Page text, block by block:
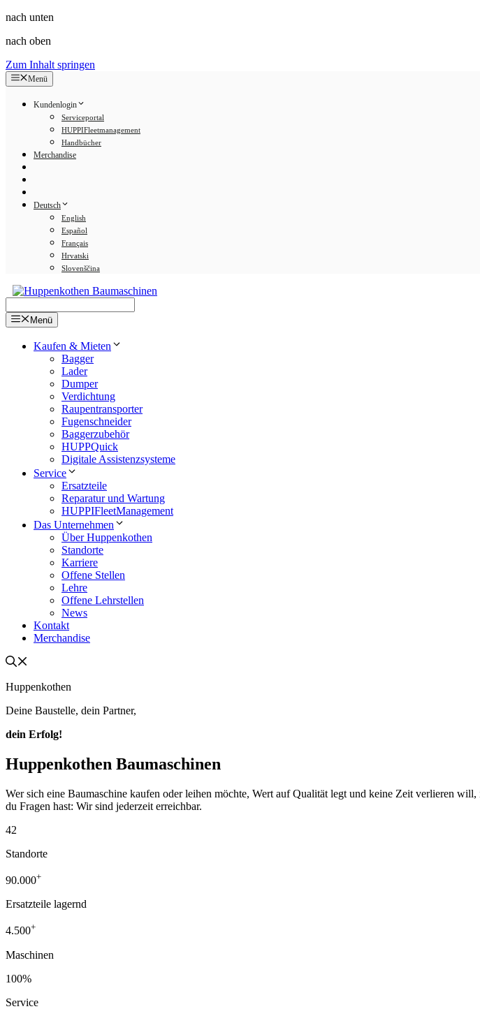
nach unten
nach oben
Zum Inhalt springen
Menü
Kundenlogin
Serviceportal
HUPPIFleetmanagement
Handbücher
Merchandise
Deutsch
English
Español
Français
Hrvatski
Slovenščina
Menü
Kaufen & Mieten
Bagger
Lader
Dumper
Verdichtung
Raupentransporter
Fugenschneider
Baggerzubehör
HUPPQuick
Digitale Assistenzsysteme
Service
Ersatzteile
Reparatur und Wartung
HUPPIFleetManagement
Das Unternehmen
Über Huppenkothen
Standorte
Karriere
Offene Stellen
Lehre
Offene Lehrstellen
News
Kontakt
Merchandise
Huppenkothen
Deine Baustelle, dein Partner,
dein Erfolg!
Huppenkothen Baumaschinen
Wer sich eine Baumaschine kaufen oder leihen möchte, Wert auf Qualität legt und keine Zeit verlieren
du Fragen hast: Wir sind jederzeit erreichbar.
42
Standorte
90.000+
Ersatzteile lagernd
4.500+
Maschinen
100%
Service